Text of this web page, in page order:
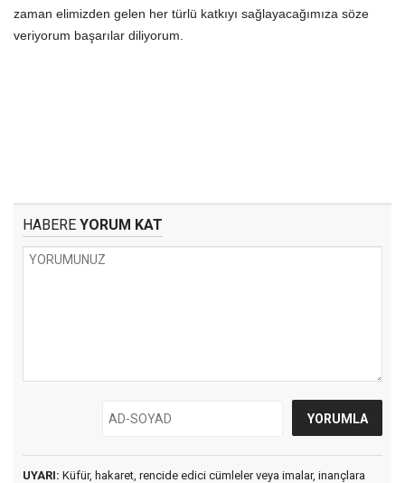
zaman elimizden gelen her türlü katkıyı sağlayacağımıza söze
veriyorum başarılar diliyorum.
HABERE YORUM KAT
UYARI: Küfür, hakaret, rencide edici cümleler veya imalar, inançlara